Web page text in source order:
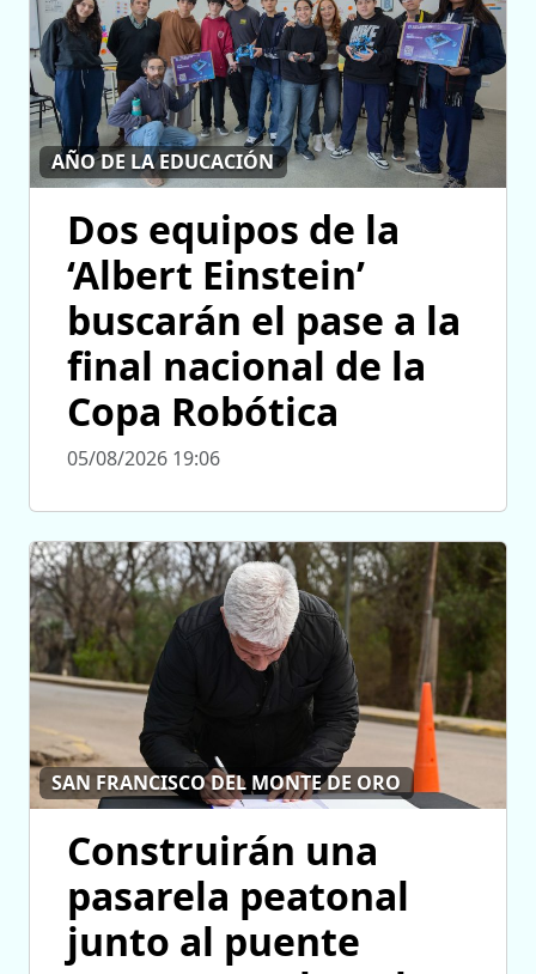
AÑO DE LA EDUCACIÓN
Dos equipos de la
‘Albert Einstein’
buscarán el pase a la
final nacional de la
Copa Robótica
05/08/2026 19:06
SAN FRANCISCO DEL MONTE DE ORO
Construirán una
pasarela peatonal
junto al puente